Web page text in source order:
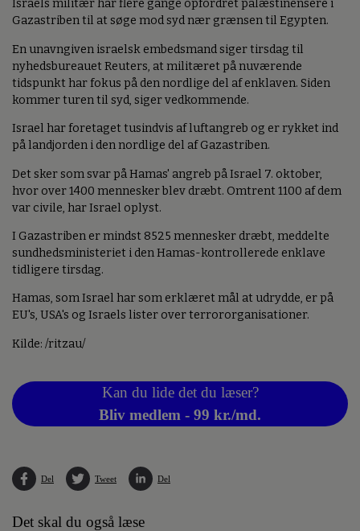
Israels militær har flere gange opfordret palæstinensere i
Gazastriben til at søge mod syd nær grænsen til Egypten.
En unavngiven israelsk embedsmand siger tirsdag til
nyhedsbureauet Reuters, at militæret på nuværende
tidspunkt har fokus på den nordlige del af enklaven. Siden
kommer turen til syd, siger vedkommende.
Israel har foretaget tusindvis af luftangreb og er rykket ind
på landjorden i den nordlige del af Gazastriben.
Det sker som svar på Hamas' angreb på Israel 7. oktober,
hvor over 1400 mennesker blev dræbt. Omtrent 1100 af dem
var civile, har Israel oplyst.
I Gazastriben er mindst 8525 mennesker dræbt, meddelte
sundhedsministeriet i den Hamas-kontrollerede enklave
tidligere tirsdag.
Hamas, som Israel har som erklæret mål at udrydde, er på
EU's, USA's og Israels lister over terrororganisationer.
Kilde: /ritzau/
Kan du lide det du læser?
Bliv medlem - 99 kr./md.
Del Tweet Del
Det skal du også læse